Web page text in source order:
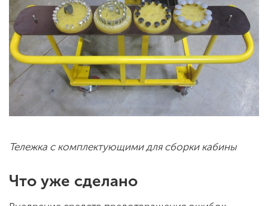
Тележка с комплектующими для сборки кабины
Что уже сделано